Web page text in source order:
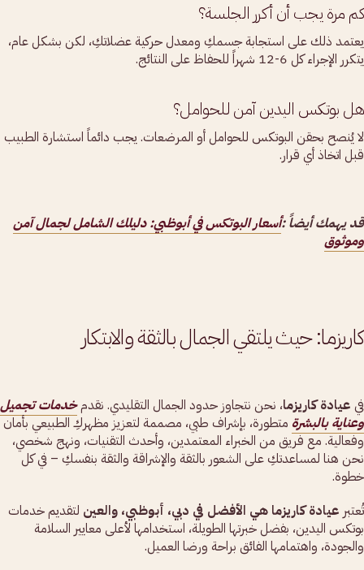
كم مرة يجب أن أكرر الجلسة؟
يعتمد ذلك على استجابة جسمكِ ومعدل حركية عضلاتكِ، لكن بشكل عام،
يتكرر الإجراء كل 6-12 شهراً للحفاظ على النتائج.
هل بوتكس اليدين آمن للحوامل؟
لا يُنصح بحقن البوتكس للحوامل أو المرضعات. يجب دائماً استشارة الطبيب
قبل اتخاذ أي قرار.
قد يهمك أيضاً :أسعار البوتكس في أبوظبي: دليلك الشامل لجمال آمن
وموثوق
كاريزما: حيث يلتقي الجمال بالثقة والابتكار
في عيادة كاريزما، نحن نتجاوز حدود الجمال التقليدي. نقدمخدمات تجميل
وعناية بالبشرة متطورة، بإشراف طبي، مصممة لتعزيز مظهركِ الطبيعي بأمان
وفعالية. مع فريق من الخبراء المعتمدين، وأحدث التقنيات، ونهج شخصي،
نحن هنا لمساعدتكِ على الشعور بالثقة والإشراقة والثقة بنفسكِ – في كل
خطوة.
تُعتبر عيادة كاريزما هي الأفضل في دبي، أبوظبي، والعين لتقديم خدمات
بوتكس اليدين، بفضل خبرتها الطويلة، استخدامها لأعلى معايير السلامة
والجودة، واهتمامها الفائق براحة ورضا العميل.